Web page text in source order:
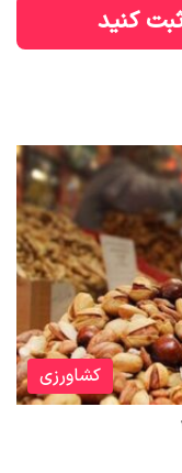
کنید
کشاورزی